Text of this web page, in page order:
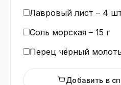
Лавровый лист – 4
Соль морская – 15 г
Перец чёрный
Добавить в